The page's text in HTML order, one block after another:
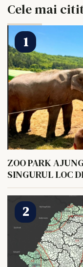
Cele mai
ZOO PARK
SINGURUL LOC
HRANI UN